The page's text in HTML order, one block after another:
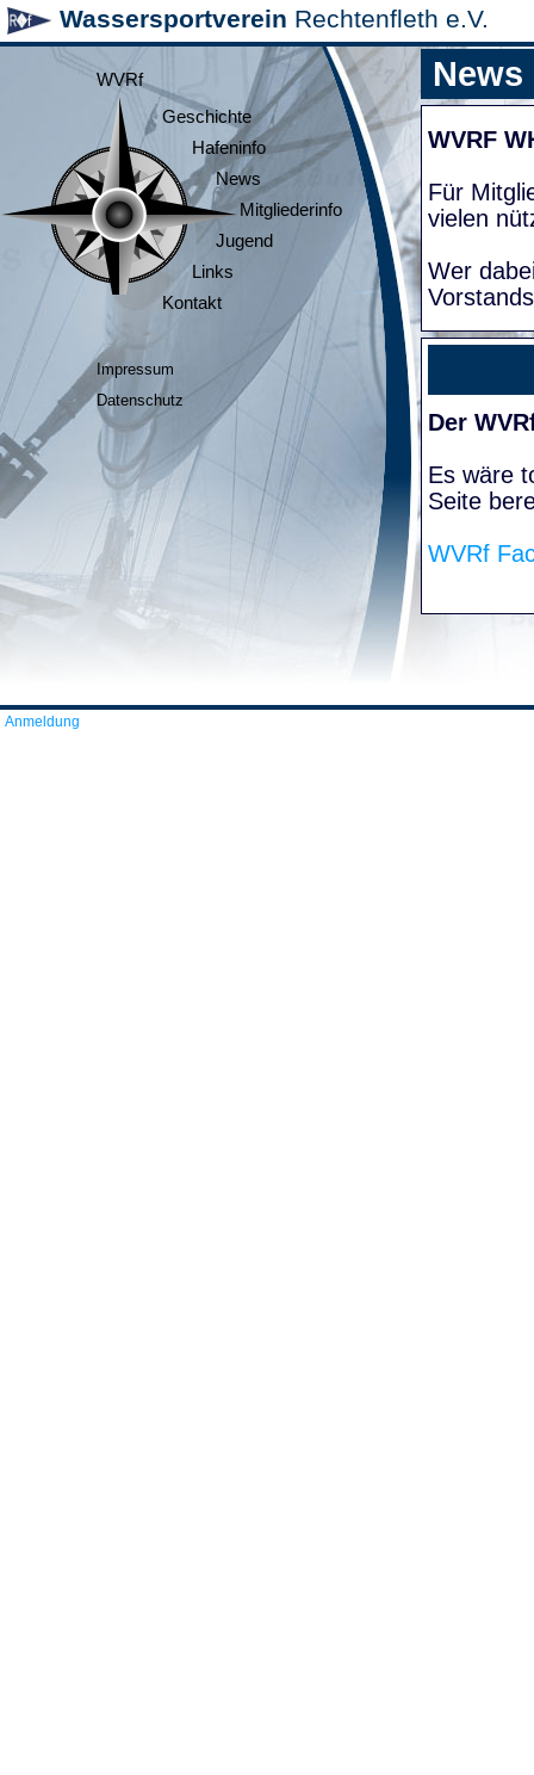
Wassersportverein Rechtenfleth e.V.
WVRf
Geschichte
Hafeninfo
News
Mitgliederinfo
Jugend
Links
Kontakt
Impressum
Datenschutz
News
WVRF
Für
vielen
Wer
Der
Es wäre
Seite
WVRf
Anmeldung